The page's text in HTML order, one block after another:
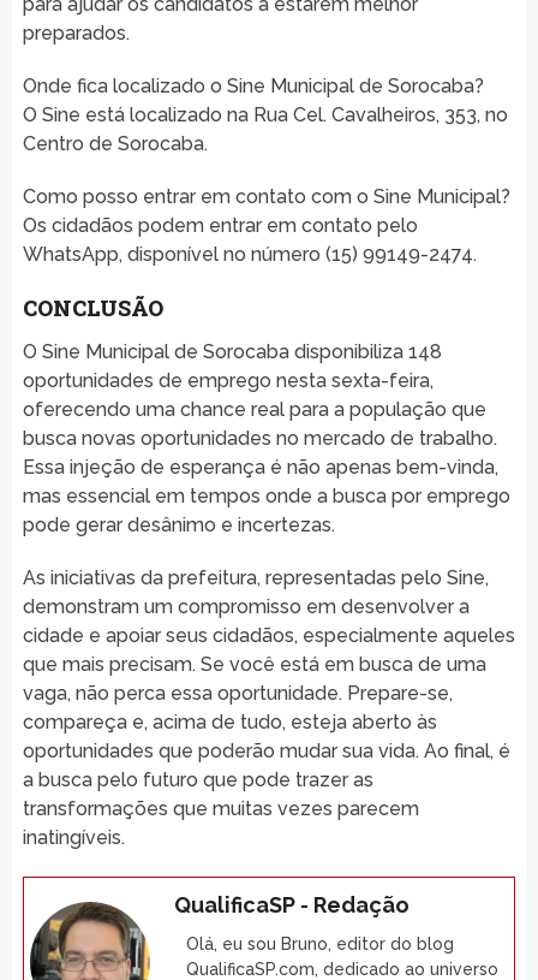
preparados.
Onde fica localizado o Sine Municipal de Sorocaba?
O Sine está localizado na Rua Cel. Cavalheiros, 353, no
Centro de Sorocaba.
Como posso entrar em contato com o Sine Municipal?
Os cidadãos podem entrar em contato pelo
WhatsApp, disponível no número (15) 99149-2474.
CONCLUSÃO
O Sine Municipal de Sorocaba disponibiliza 148
oportunidades de emprego nesta sexta-feira,
oferecendo uma chance real para a população que
busca novas oportunidades no mercado de trabalho.
Essa injeção de esperança é não apenas bem-vinda,
mas essencial em tempos onde a busca por emprego
pode gerar desânimo e incertezas.
As iniciativas da prefeitura, representadas pelo Sine,
demonstram um compromisso em desenvolver a
cidade e apoiar seus cidadãos, especialmente aqueles
que mais precisam. Se você está em busca de uma
vaga, não perca essa oportunidade. Prepare-se,
compareça e, acima de tudo, esteja aberto às
oportunidades que poderão mudar sua vida. Ao final, é
a busca pelo futuro que pode trazer as
transformações que muitas vezes parecem
inatingíveis.
QualificaSP - Redação
Olá, eu sou Bruno, editor do blog
QualificaSP.com, dedicado ao universo